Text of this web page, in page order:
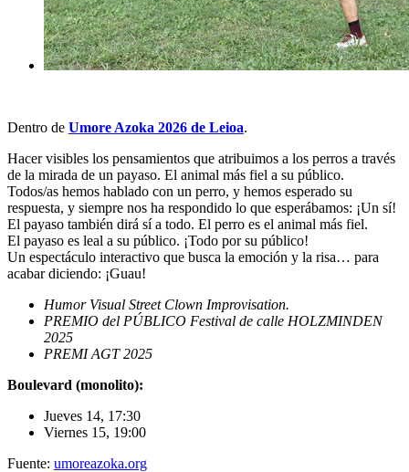
Dentro de Umore Azoka 2026 de Leioa.
Hacer visibles los pensamientos que atribuimos a los perros a través
de la mirada de un payaso. El animal más fiel a su público.
Todos/as hemos hablado con un perro, y hemos esperado su
respuesta, y siempre nos ha respondido lo que esperábamos: ¡Un sí!
El payaso también dirá sí a todo. El perro es el animal más fiel.
El payaso es leal a su público. ¡Todo por su público!
Un espectáculo interactivo que busca la emoción y la risa… para
acabar diciendo: ¡Guau!
Humor Visual Street Clown Improvisation.
PREMIO del PÚBLICO Festival de calle HOLZMINDEN
2025
PREMI AGT 2025
Boulevard (monolito):
Jueves 14, 17:30
Viernes 15, 19:00
Fuente: umoreazoka.org